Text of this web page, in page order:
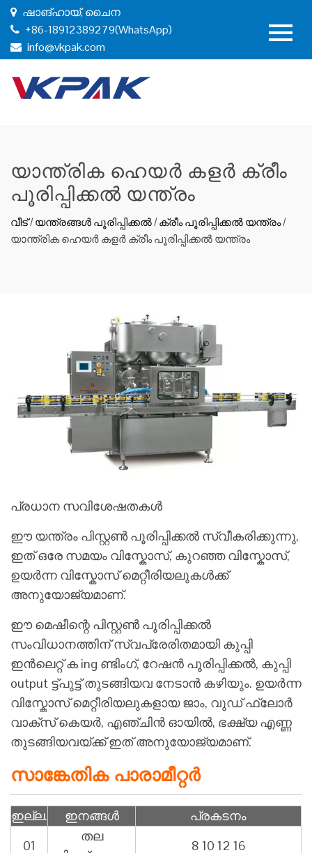
ഷാങ്ഹായ്, ചൈന
+86-18912389279(WhatsApp)
info@vkpak.com
യാന്ത്രിക ഹെയർ കളർ ക്രീം
പൂരിപ്പിക്കൽ യന്ത്രം
വീട്/യന്ത്രങ്ങൾ പൂരിപ്പിക്കൽ/ക്രീം പൂരിപ്പിക്കൽ യന്ത്രം/
യാന്ത്രിക ഹെയർ കളർ ക്രീം പൂരിപ്പിക്കൽ യന്ത്രം
പ്രധാന സവിശേഷതകൾ
ഈ യന്ത്രം പിസ്റ്റൺ പൂരിപ്പിക്കൽ സ്വീകരിക്കുന്നു,
ഇത് ഒരേ സമയം വിസ്കോസ്, കുറഞ്ഞ വിസ്കോസ്,
ഉയർന്ന വിസ്കോസ് മെറ്റീരിയലുകൾക്ക്
അനുയോജ്യമാണ്.
ഈ മെഷീന്റെ പിസ്റ്റൺ പൂരിപ്പിക്കൽ
സംവിധാനത്തിന് സ്വപ്രേരിതമായി കുപ്പി
ഇൻ‌ലെറ്റ് ക ing ണ്ടിംഗ്, റേഷൻ പൂരിപ്പിക്കൽ, കുപ്പി
output ട്ട്പുട്ട് തുടങ്ങിയവ നേടാൻ കഴിയും. ഉയർന്ന
വിസ്കോസ് മെറ്റീരിയലുകളായ ജാം, വുഡ് ഫ്ലോർ
വാക്സ് കെയർ, എഞ്ചിൻ ഓയിൽ, ഭക്ഷ്യ എണ്ണ
തുടങ്ങിയവയ്ക്ക് ഇത് അനുയോജ്യമാണ്.
സാങ്കേതിക പാരാമീറ്റർ
ഇല്ല. ഇനങ്ങൾ
പ്രകടനം
01
തല
8 10 12 16